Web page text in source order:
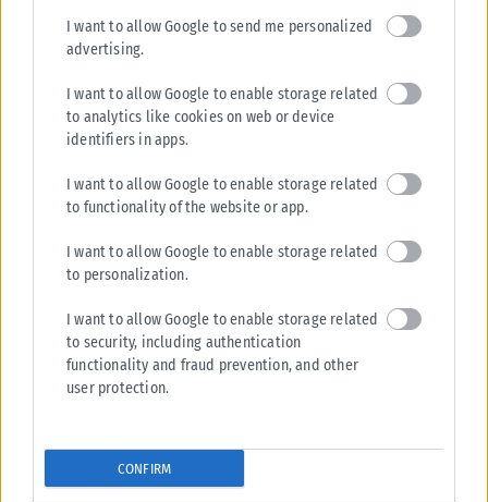
I want to allow Google to send me personalized
advertising.
I want to allow Google to enable storage related
to analytics like cookies on web or device
identifiers in apps.
I want to allow Google to enable storage related
to functionality of the website or app.
I want to allow Google to enable storage related
to personalization.
I want to allow Google to enable storage related
to security, including authentication
functionality and fraud prevention, and other
user protection.
CONFIRM
Tα 4 ζώδια θα έχουν βρει την αληθινή αγάπη μέχρι να
τελειώσει το καλοκαίρι
γνωριμίες που δεν οδήγησαν πουθενά, το υπόλοιπο του καλοκαιριού
φαίνεται πως...
ΑΝΑΡΤΉΘΗΚΕ ΑΠΌΕΛΕΆΝΑ ΖΑΜΠΆΡΑ 08/08/2026